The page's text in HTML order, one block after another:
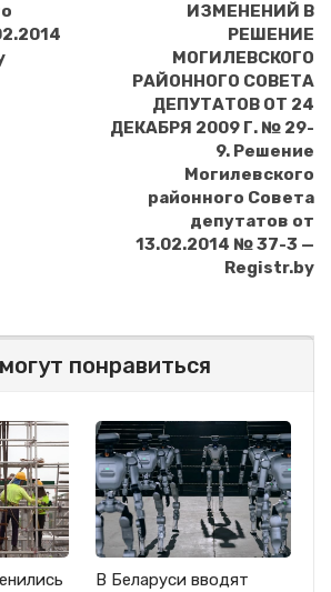
ИЗМЕНЕНИЙ В
РЕШЕНИЕ
МОГИЛЕВСКОГО
РАЙОННОГО СОВЕТА
ДЕПУТАТОВ ОТ 24
ДЕКАБРЯ 2009 Г. № 29-
9. Решение
Могилевского
районного Совета
депутатов от
13.02.2014 № 37-3 —
Registr.by
понравиться
В Беларуси вводят